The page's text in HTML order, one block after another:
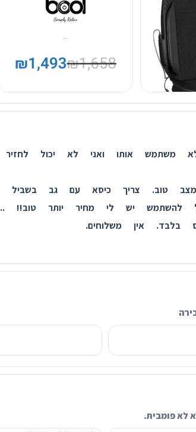
משתמש אותו ואני לא יכול לחזיר
למכור . 850 שקל. מצב טוב. צריך כיסא עם גב בשביל
להשתמש יש לי מחיר יותר טוב!! ..
בלבד. אין משלוחים.
לא פומבית.